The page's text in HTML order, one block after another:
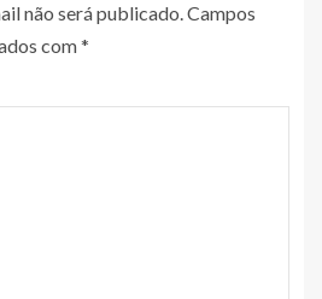
não será publicado.Campos
com*